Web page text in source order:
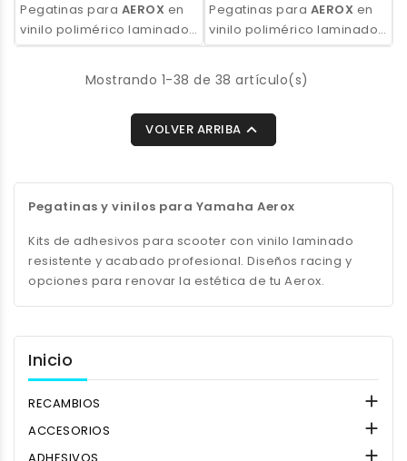
Pegatinas para AEROX en
vinilo polimérico laminado,
impresas con tinta
resistencia, acabado
profesional y opción de
Pegatinas para AEROX en
vinilo polimérico laminado,
impresas con tinta
ecosolvente. Alta
resistencia, acabado
profesional y opción de
personalización.
Mostrando 1-38 de 38 artículo(s)
VOLVER ARRIBA 
Pegatinas y vinilos para Yamaha Aerox
Kits de adhesivos para scooter con vinilo laminado
resistente y acabado profesional. Diseños racing y
opciones para renovar la estética de tu Aerox.
Inicio
RECAMBIOS 
ACCESORIOS 
